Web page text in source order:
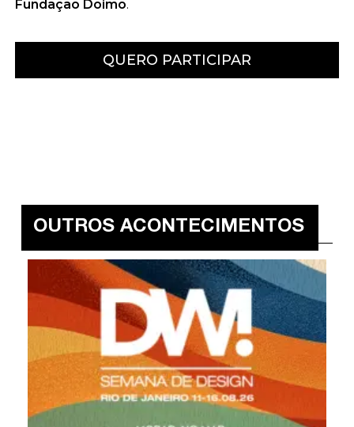
Fundação Doimo.
QUERO PARTICIPAR
OUTROS ACONTECIMENTOS